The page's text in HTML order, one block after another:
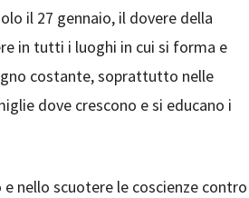
il 27 gennaio, il dovere della
in tutti i luoghi in cui si forma e
costante, soprattutto nelle
dove crescono e si educano i
nello scuotere le coscienze contro